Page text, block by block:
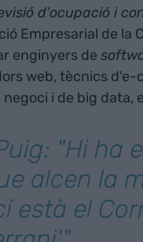
d'ocupació i
Empresarial de la
enginyers de
web, tècnics d'e-
negoci i de big data,
"Hi ha
alcen la
està el